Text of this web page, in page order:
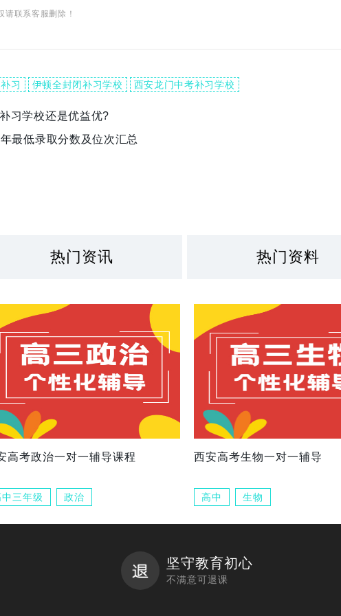
联系客服删除！
习 伊顿全封闭补习学校 西安龙门中考补习学校
习学校还是优益优?
最低录取分数及位次汇总
热门资讯 热门资料
高考政治一对一辅导课程
中三年级 政治
西安高考生物一对一辅导
高中 生物
坚守教育初心
不满意可退课